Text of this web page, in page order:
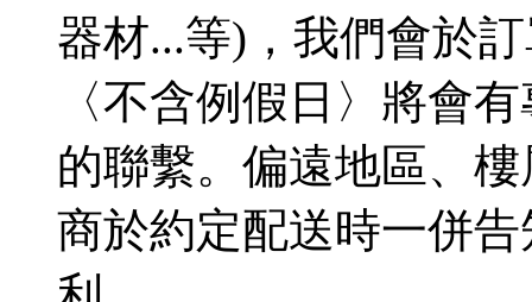
器材...等)，我們會於
〈不含例假日〉將會
的聯繫。偏遠地區、
商於約定配送時一併